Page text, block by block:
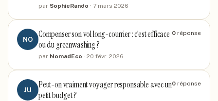
par SophieRando · 7 mars 2026
NO
Compenser son vol long-courrier : c'est efficace
ou du greenwashing ?
par NomadEco · 20 févr. 2026
0 réponse
JU
Peut-on vraiment voyager responsable avec un
petit budget ?
0 réponse